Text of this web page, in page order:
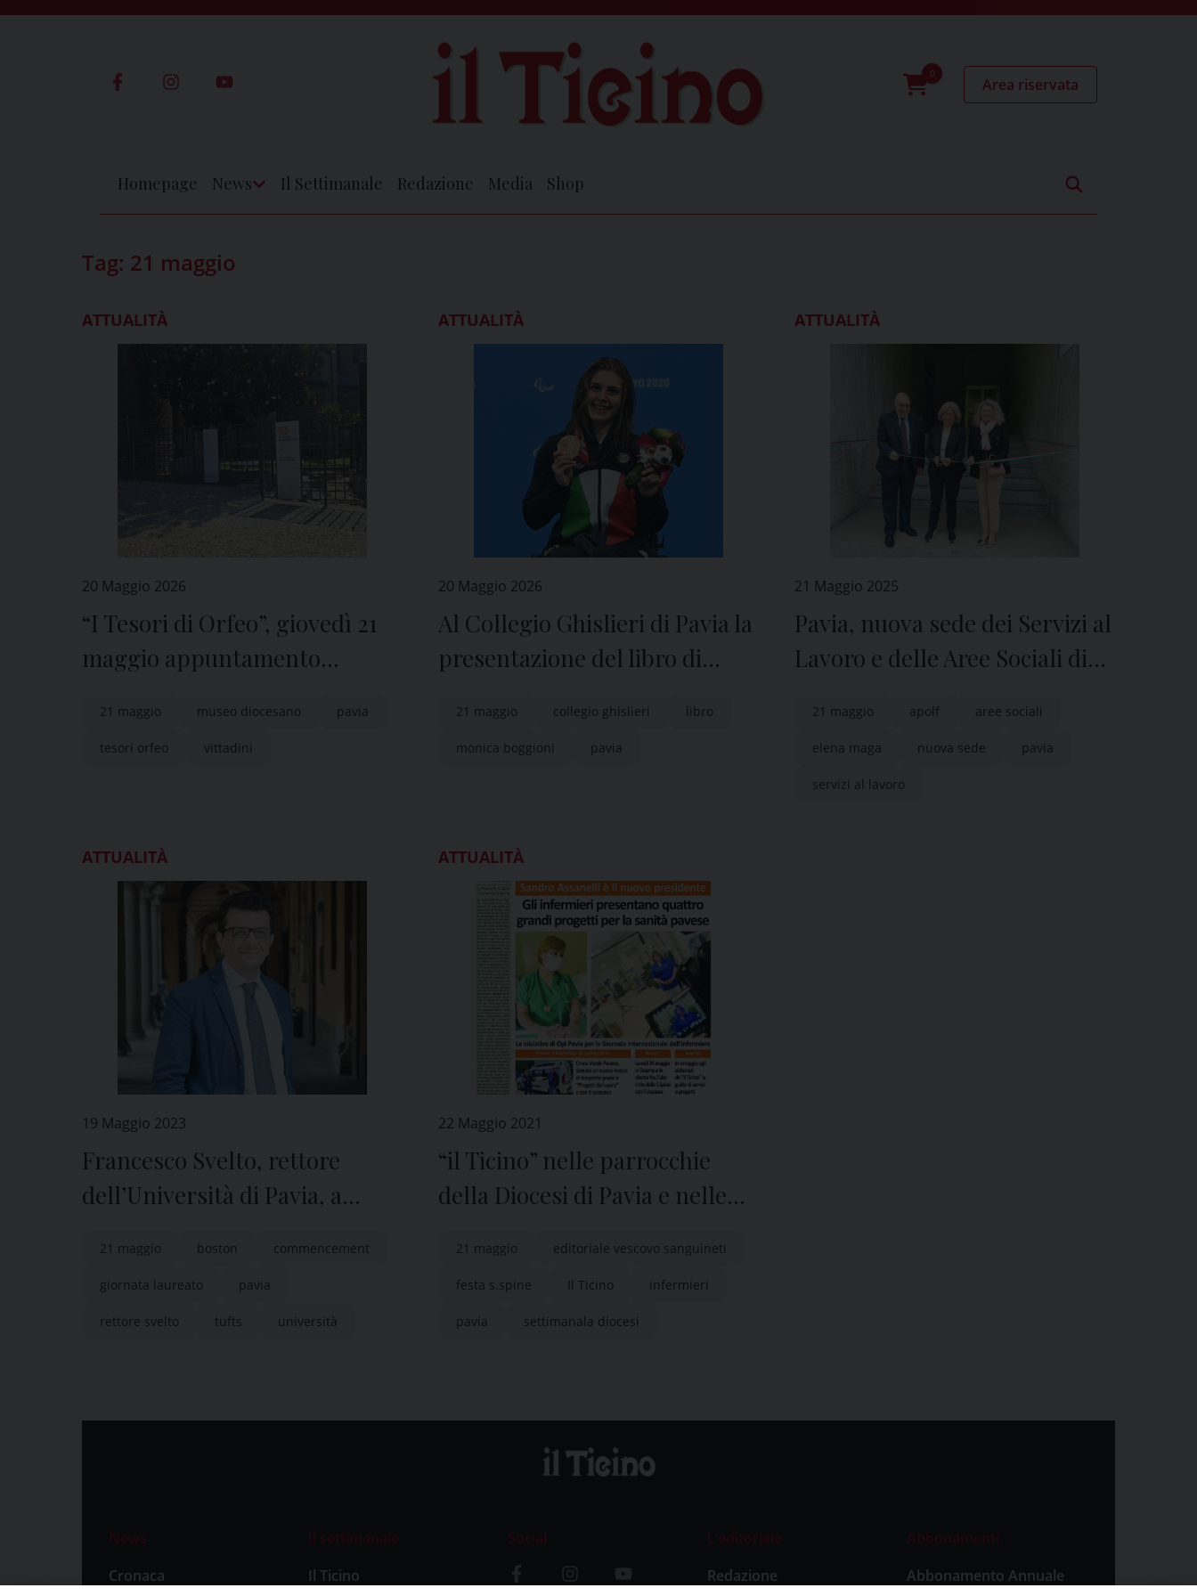
0
Area riservata
Homepage News Il Settimanale Redazione Media Shop
Tag: 21 maggio
ATTUALITÀ
20 Maggio 2026
“I Tesori di Orfeo”, giovedì 21
maggio appuntamento
21 maggio museo diocesano pavia
tesori orfeo vittadini
ATTUALITÀ
20 Maggio 2026
Al Collegio Ghislieri di Pavia la
presentazione del libro di
21 maggio collegio ghislieri libro
monica boggioni pavia
ATTUALITÀ
21 Maggio 2025
Pavia, nuova sede dei Servizi al
Lavoro e delle Aree Sociali di
21 maggio apolf aree sociali
elena maga nuova sede pavia
servizi al lavoro
ATTUALITÀ
19 Maggio 2023
Francesco Svelto, rettore
dell’Università di Pavia, a
laureato della Tufts University
21 maggio boston commencement
giornata laureato pavia
rettore svelto tufts università
ATTUALITÀ
22 Maggio 2021
“il Ticino” nelle parrocchie
della Diocesi di Pavia e nelle
21 maggio editoriale vescovo sanguineti
festa s.spine Il Ticino infermieri
pavia settimanala diocesi
News
Cronaca
Il settimanale
Il Ticino
Social
L’editoriale
Redazione
Abbonamenti
Abbonamento Annuale